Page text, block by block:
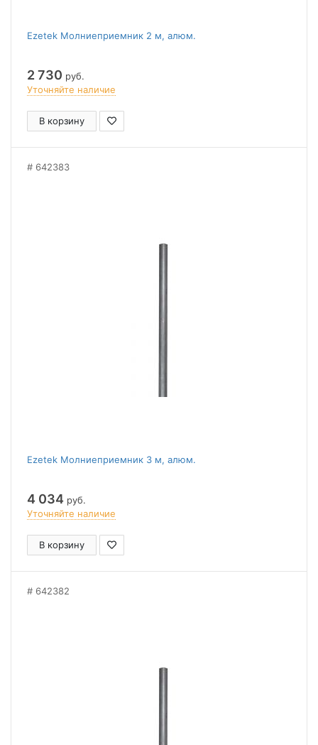
Ezetek Молниеприемник 2 м, алюм.
2 730 руб.
Уточняйте наличие
В корзину
642383
Ezetek Молниеприемник 3 м, алюм.
4 034 руб.
Уточняйте наличие
В корзину
642382